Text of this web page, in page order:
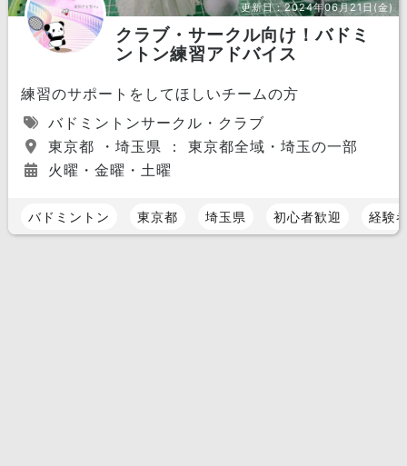
更新日：2024年06月21日(金)
クラブ・サークル向け！バドミ
ントン練習アドバイス
練習のサポートをしてほしいチームの方
バドミントンサークル・クラブ
東京都 ・埼玉県 ： 東京都全域・埼玉の一部
火曜・金曜・土曜
バドミントン 東京都 埼玉県 初心者歓迎 経験